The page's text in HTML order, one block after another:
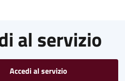
al servizio
Accedi al servizio